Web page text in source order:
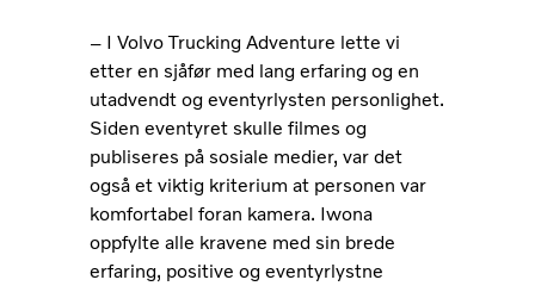
– I Volvo Trucking Adventure lette vi
etter en sjåfør med lang erfaring og en
utadvendt og eventyrlysten personlighet.
Siden eventyret skulle filmes og
publiseres på sosiale medier, var det
også et viktig kriterium at personen var
komfortabel foran kamera. Iwona
oppfylte alle kravene med sin brede
erfaring, positive og eventyrlystne